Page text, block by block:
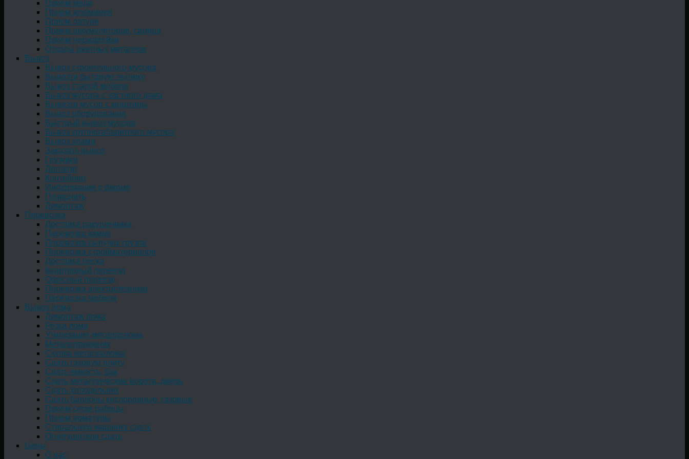
Прием меди
Прием алюминия
Прием латуни
Прием аккумуляторов, свинца
Прием нержавейки
Отходы цветных металлов
Вывоз
Вывоз строительного мусора
Вывезти бытовую технику
Вывоз старой мебели
Вывоз мусора с частного дома
Вывезти мусор с квартиры
Вывоз оборудования
Быстрый вывоз мусора
Вывоз крупногабаритного мусора
Вывоз хлама
Заказать вывоз
Грузчики
Договор
Контейнер
Информация о фирме
Позвонить
Демонтаж
Перевозка
Доставка ракушечника
Перевозка камня
Перевозка сыпучих грузов
Перевозка стройматериалов
Доставка песка
Квартирный переезд
Офисный переезд
Перевозка электротехники
Перевозка мебели
Вывоз лома
Демонтаж лома
Резка лома
Утилизация металлолома
Металоприемник
Скупка металлолома
Сдать газовую плиту
Сдать емкость, бак
Cдать металлические ворота, дверь
Сдать холодильник
Сдать баллоны кислородные, газовые
Прием сетки рабицы
Прием арматуры
Стиральную машинку сдать
Огнетушители сдать
Цены
О нас